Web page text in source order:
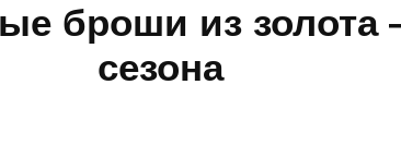
броши из золота
сезона